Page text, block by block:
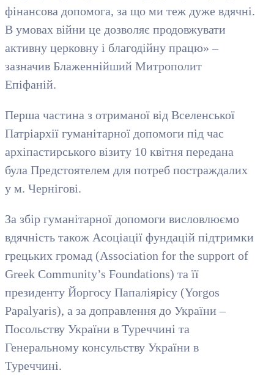
фінансова допомога, за що ми теж дуже вдячні.
В умовах війни це дозволяє продовжувати
активну церковну і благодійну працю» –
зазначив Блаженнійший Митрополит
Епіфаній.
Перша частина з отриманої від Вселенської
Патріархії гуманітарної допомоги під час
архіпастирського візиту 10 квітня передана
була Предстоятелем для потреб постраждалих
у м. Чернігові.
За збір гуманітарної допомоги висловлюємо
вдячність також Асоціації фундацій підтримки
грецьких громад (Association for the support of
Greek Community’s Foundations) та її
президенту Йоргосу Папаліярісу (Yorgos
Papalyaris), а за доправлення до України –
Посольству України в Туреччині та
Генеральному консульству України в
Туреччині.